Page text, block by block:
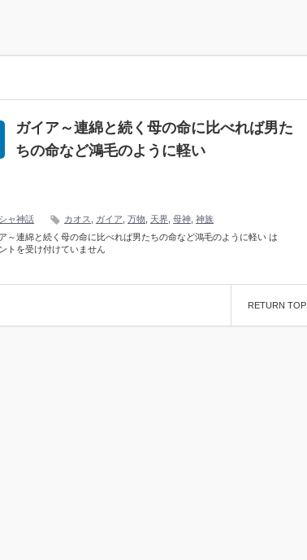
ガイア～連綿と続く母の命に比べれば男た
ちの命など鴻毛のように軽い
ャ神話 カオス ガイア 万物 天界 母神 神族
～連綿と続く母の命に比べれば男たちの命など鴻毛のように軽い は
トを受け付けていません
RETURN TOP